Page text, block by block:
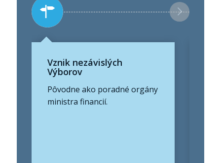
Vznik nezávislých
Výborov
Pôvodne ako poradné orgány
ministra financií.